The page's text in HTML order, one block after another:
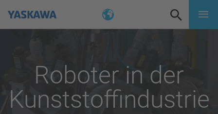
Roboter in der
Kunststoffindustrie